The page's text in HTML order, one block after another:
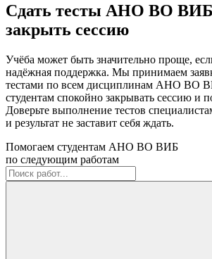
Сдать тесты АНО ВО ВИБ
закрыть сессию
Учёба может быть значительно проще,
надёжная поддержка. Мы принимаем
тестами по всем дисциплинам АНО ВО
студентам спокойно закрывать сессию и
Доверьте выполнение тестов
и результат не заставит себя ждать.
Помогаем студентам АНО ВО ВИБ
по следующим работам